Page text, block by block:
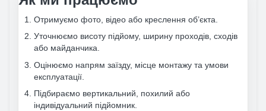
Отримуємо фото, відео або креслення об’єкта.
Уточнюємо висоту підйому, ширину проходів, сходів
або майданчика.
Оцінюємо напрям заїзду, місце монтажу та умови
експлуатації.
Підбираємо вертикальний, похилий або
індивідуальний підйомник.